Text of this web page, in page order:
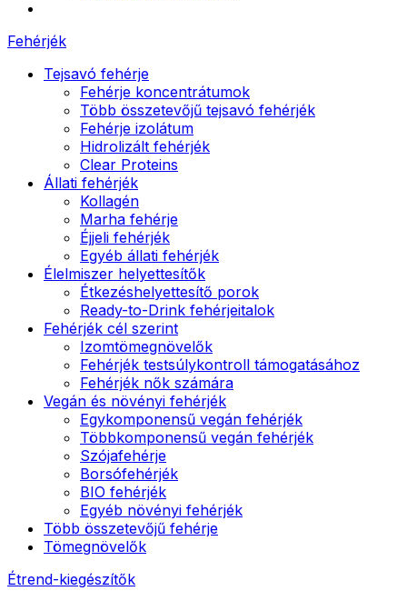
Fehérjék
Tejsavó fehérje
Fehérje koncentrátumok
Több összetevőjű tejsavó fehérjék
Fehérje izolátum
Hidrolizált fehérjék
Clear Proteins
Állati fehérjék
Kollagén
Marha fehérje
Éjjeli fehérjék
Egyéb állati fehérjék
Élelmiszer helyettesítők
Étkezéshelyettesítő porok
Ready-to-Drink fehérjeitalok
Fehérjék cél szerint
Izomtömegnövelők
Fehérjék testsúlykontroll támogatásához
Fehérjék nők számára
Vegán és növényi fehérjék
Egykomponensű vegán fehérjék
Többkomponensű vegán fehérjék
Szójafehérje
Borsófehérjék
BIO fehérjék
Egyéb növényi fehérjék
Több összetevőjű fehérje
Tömegnövelők
Étrend-kiegészítők